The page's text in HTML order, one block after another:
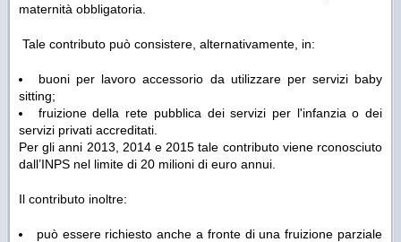
maternità obbligatoria.
Tale contributo può consistere, alternativamente, in:
buoni per lavoro accessorio da utilizzare per servizi baby
sitting;
fruizione della rete pubblica dei servizi per l'infanzia o dei
servizi privati accreditati.
Per gli anni 2013, 2014 e 2015 tale contributo viene rconosciuto
dall’INPS nel limite di 20 milioni di euro annui.
Il contributo inoltre:
può essere richiesto anche a fronte di una fruizione parziale